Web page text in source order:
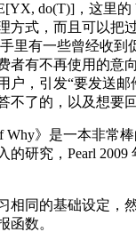
do(T)]，这里的
方式，而且可以把
里有一些曾经收
者有不再使用的
户，引发“要发送
了的，以及想要
》是一本非常
研究，Pearl
的基础设定，然
函数。